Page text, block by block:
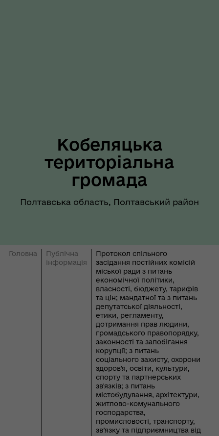
Кобеляцька
територіальна
громада
Полтавська область, Полтавський район
Головна
Публічна
інформація
Протокол спільного
засідання постійних комісій
міської ради з питань
економічної політики,
власності, бюджету, тарифів
та цін; мандатної та з питань
депутатської діяльності,
етики, регламенту,
дотримання прав людини,
громадського правопорядку,
законності та запобігання
корупції; з питань
соціального захисту, охорони
здоров'я, освіти, культури,
спорту та партнерських
зв'язків; з питань
містобудування, архітектури,
житлово-комунального
господарства,
промисловості, транспорту,
зв’язку та підприємництва від